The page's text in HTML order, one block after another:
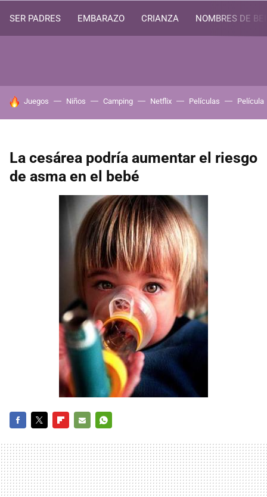
SER PADRES EMBARAZO CRIANZA NOMBRES DE
HOY SE HABLA DE
Juegos Niños Camping Netflix Películas Película
La cesárea podría aumentar el riesgo
de asma en el bebé
MAIL